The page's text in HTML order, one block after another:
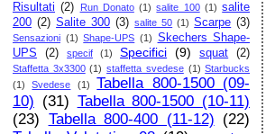
Risultati (2) Run Donato (1) salite 100 (1) salite
200 (2) Salite 300 (3) salite 50 (1) Scarpe (3)
Sensazioni (1) Shape-UPS (1) Skechers Shape-
UPS
(2) specif (1) Specifici (9) squat (2)
Staffetta 3x3300 (1) staffetta svedese (1) Starbucks
(1)
Svedese (1)
Tabella 800-1500 (09-
10) (31) Tabella 800-1500 (10-11)
(23) Tabella 800-400 (11-12) (22)